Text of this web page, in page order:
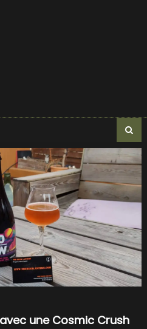
une Cosmic Crush